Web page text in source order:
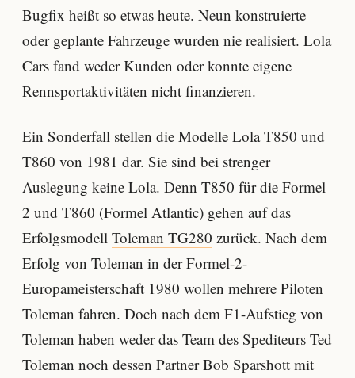
Bugfix heißt so etwas heute. Neun konstruierte
oder geplante Fahrzeuge wurden nie realisiert. Lola
Cars fand weder Kunden oder konnte eigene
Rennsportaktivitäten nicht finanzieren.
Ein Sonderfall stellen die Modelle Lola T850 und
T860 von 1981 dar. Sie sind bei strenger
Auslegung keine Lola. Denn T850 für die Formel
2 und T860 (Formel Atlantic) gehen auf das
Erfolgsmodell Toleman TG280 zurück. Nach dem
Erfolg von Toleman in der Formel-2-
Europameisterschaft 1980 wollen mehrere Piloten
Toleman fahren. Doch nach dem F1-Aufstieg von
Toleman haben weder das Team des Spediteurs Ted
Toleman noch dessen Partner Bob Sparshott mit